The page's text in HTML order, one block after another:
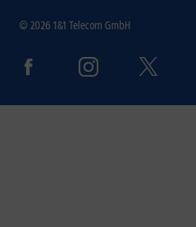
© 2026 1&1 Telecom GmbH